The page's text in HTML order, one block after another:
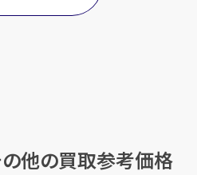
の他の買取参考価格